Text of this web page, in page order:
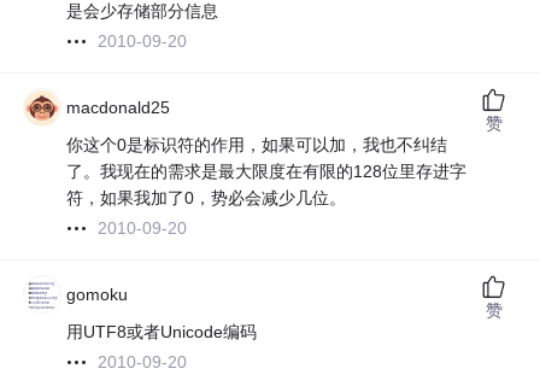
是会少存储部分信息
2010-09-20
macdonald25
你这个0是标识符的作用，如果可以加，我也不纠结
了。我现在的需求是最大限度在有限的128位里存进字
符，如果我加了0，势必会减少几位。
2010-09-20
赞
gomoku
用UTF8或者Unicode编码
2010-09-20
赞